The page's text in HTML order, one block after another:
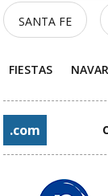
SANTA FE
FIESTAS
.com